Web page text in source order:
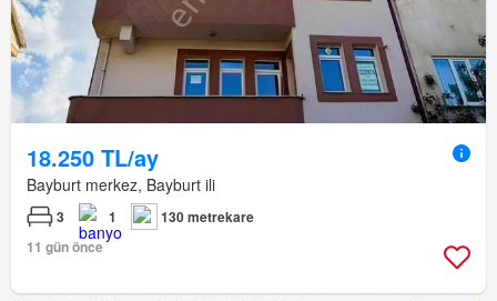
18.250 TL/ay
Bayburt merkez, Bayburt ili
3 1
130 metrekare
11 gün önce